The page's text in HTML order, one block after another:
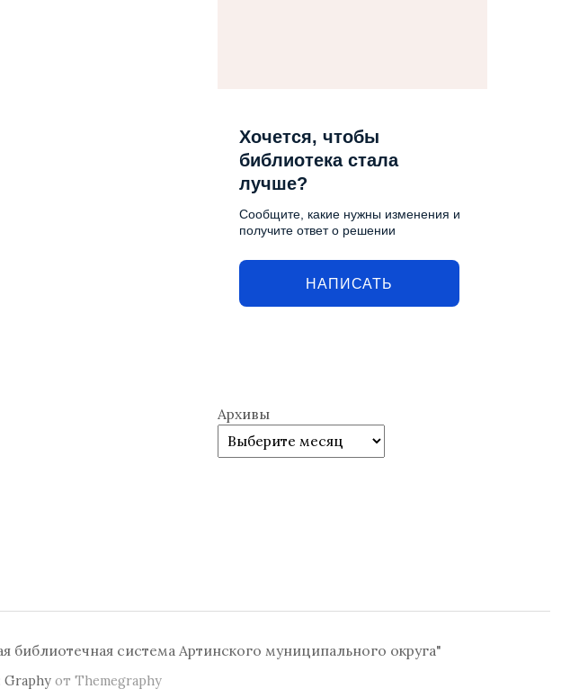
Хочется, чтобы
библиотека стала
лучше?
Сообщите, какие нужны изменения и
получите ответ о решении
НАПИСАТЬ
Архивы
система Артинского муниципального округа"
Graphyот Themegraphy